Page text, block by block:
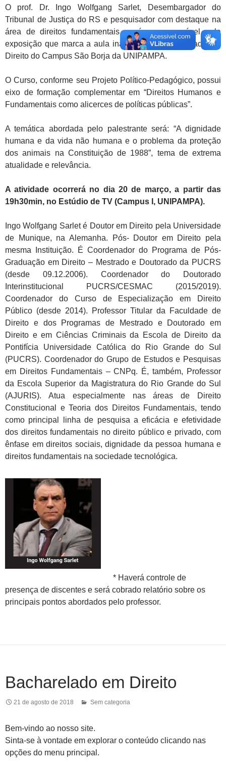
O prof. Dr. Ingo Wolfgang Sarlet, Desembargador do
Tribunal de Justiça do RS e pesquisador com destaque na
área de direitos fundamentais, será o responsável pela
exposição que marca a aula inaugural do Bacharelado em
Direito do Campus São Borja da UNIPAMPA.
O Curso, conforme seu Projeto Político-Pedagógico, possui
eixo de formação complementar em “Direitos Humanos e
Fundamentais como alicerces de políticas públicas”.
A temática abordada pelo palestrante será: “A dignidade
humana e da vida não humana e o problema da proteção
dos animais na Constituição de 1988”, tema de extrema
atualidade e relevância.
A atividade ocorrerá no dia 20 de março, a partir das
19h30min, no Estúdio de TV (Campus I, UNIPAMPA).
Ingo Wolfgang Sarlet é Doutor em Direito pela Universidade
de Munique, na Alemanha. Pós- Doutor em Direito pela
mesma Instituição. É Coordenador do Programa de Pós-
Graduação em Direito – Mestrado e Doutorado da PUCRS
(desde 09.12.2006). Coordenador do Doutorado
Interinstitucional PUCRS/CESMAC (2015/2019).
Coordenador do Curso de Especialização em Direito
Público (desde 2014). Professor Titular da Faculdade de
Direito e dos Programas de Mestrado e Doutorado em
Direito e em Ciências Criminais da Escola de Direito da
Pontifícia Universidade Católica do Rio Grande do Sul
(PUCRS). Coordenador do Grupo de Estudos e Pesquisas
em Direitos Fundamentais – CNPq. É, também, Professor
da Escola Superior da Magistratura do Rio Grande do Sul
(AJURIS). Atua especialmente nas áreas de Direito
Constitucional e Teoria dos Direitos Fundamentais, tendo
como principal linha de pesquisa a eficácia e efetividade
dos direitos fundamentais no direito público e privado, com
ênfase em direitos sociais, dignidade da pessoa humana e
direitos fundamentais na sociedade tecnológica.
* Haverá controle de
presença de discentes e será cobrado relatório sobre os
principais pontos abordados pelo professor.
Bacharelado em Direito
21 de agosto de 2018 Sem categoria
Bem-vindo ao nosso site.
Sinta-se à vontade em explorar o conteúdo clicando nas
opções do menu principal.